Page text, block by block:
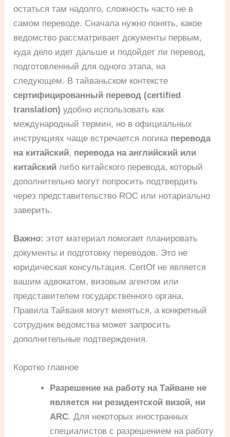
остаться там надолго, сложность часто не в
самом переводе. Сначала нужно понять, какое
ведомство рассматривает документы первым,
куда дело идет дальше и подойдет ли перевод,
подготовленный для одного этапа, на
следующем. В тайваньском контексте
сертифицированный перевод (certified
translation) удобно использовать как
международный термин, но в официальных
инструкциях чаще встречается логика перевода
на китайский, перевода на английский или
китайский либо китайского перевода, который
дополнительно могут попросить подтвердить
через представительство ROC или нотариально
заверить.
Важно: этот материал помогает планировать
документы и подготовку переводов. Это не
юридическая консультация. CertOf не является
вашим адвокатом, визовым агентом или
представителем государственного органа.
Правила Тайваня могут меняться, а конкретный
сотрудник ведомства может запросить
дополнительные подтверждения.
Коротко главное
Разрешение на работу на Тайване не
является ни резидентской визой, ни
ARC. Для некоторых иностранных
специалистов с разрешением на работу